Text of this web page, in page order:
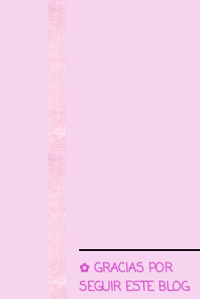
✿ GRACIAS POR
SEGUIR ESTE BLOG